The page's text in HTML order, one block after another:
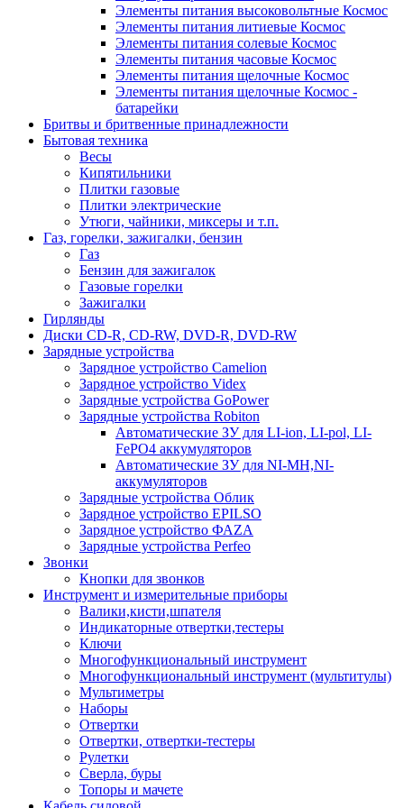
Элементы питания высоковольтные Космос
Элементы питания литиевые Космос
Элементы питания солевые Космос
Элементы питания часовые Космос
Элементы питания щелочные Космос
Элементы питания щелочные Космос -
батарейки
Бритвы и бритвенные принадлежности
Бытовая техника
Весы
Кипятильники
Плитки газовые
Плитки электрические
Утюги, чайники, миксеры и т.п.
Газ, горелки, зажигалки, бензин
Газ
Бензин для зажигалок
Газовые горелки
Зажигалки
Гирлянды
Диски CD-R, CD-RW, DVD-R, DVD-RW
Зарядные устройства
Зарядное устройство Camelion
Зарядное устройство Videx
Зарядные устройства GoPower
Зарядные устройства Robiton
Автоматические ЗУ для LI-ion, LI-pol, LI-
FePO4 аккумуляторов
Автоматические ЗУ для NI-MH,NI-
аккумуляторов
Зарядные устройства Облик
Зарядное устройство EPILSO
Зарядное устройство ФАZА
Зарядные устройства Perfeo
Звонки
Кнопки для звонков
Инструмент и измерительные приборы
Валики,кисти,шпателя
Индикаторные отвертки,тестеры
Ключи
Многофункциональный инструмент
Многофункциональный инструмент (мультитулы)
Мультиметры
Наборы
Отвертки
Отвертки, отвертки-тестеры
Рулетки
Сверла, буры
Топоры и мачете